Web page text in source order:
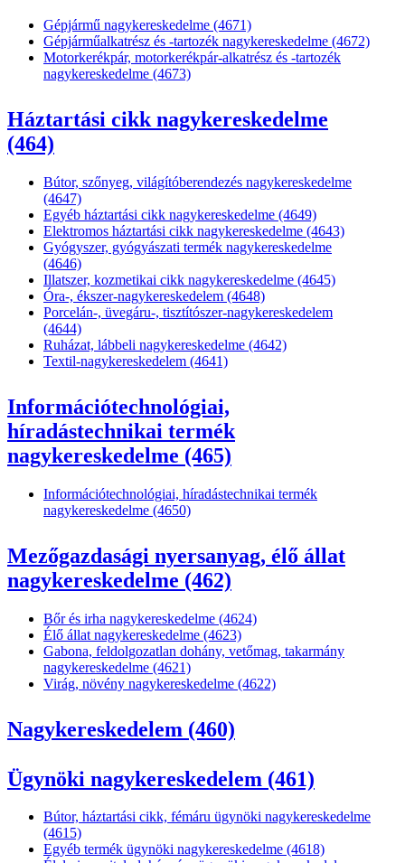
Gépjármű nagykereskedelme (4671)
Gépjárműalkatrész és -tartozék nagykereskedelme (4672)
Motorkerékpár, motorkerékpár-alkatrész és -tartozék
nagykereskedelme (4673)
Háztartási cikk nagykereskedelme
(464)
Bútor, szőnyeg, világítóberendezés nagykereskedelme
(4647)
Egyéb háztartási cikk nagykereskedelme (4649)
Elektromos háztartási cikk nagykereskedelme (4643)
Gyógyszer, gyógyászati termék nagykereskedelme
(4646)
Illatszer, kozmetikai cikk nagykereskedelme (4645)
Óra-, ékszer-nagykereskedelem (4648)
Porcelán-, üvegáru-, tisztítószer-nagykereskedelem
(4644)
Ruházat, lábbeli nagykereskedelme (4642)
Textil-nagykereskedelem (4641)
Információtechnológiai,
híradástechnikai termék
nagykereskedelme (465)
Információtechnológiai, híradástechnikai termék
nagykereskedelme (4650)
Mezőgazdasági nyersanyag, élő állat
nagykereskedelme (462)
Bőr és irha nagykereskedelme (4624)
Élő állat nagykereskedelme (4623)
Gabona, feldolgozatlan dohány, vetőmag, takarmány
nagykereskedelme (4621)
Virág, növény nagykereskedelme (4622)
Nagykereskedelem (460)
Ügynöki nagykereskedelem (461)
Bútor, háztartási cikk, fémáru ügynöki nagykereskedelme
(4615)
Egyéb termék ügynöki nagykereskedelme (4618)